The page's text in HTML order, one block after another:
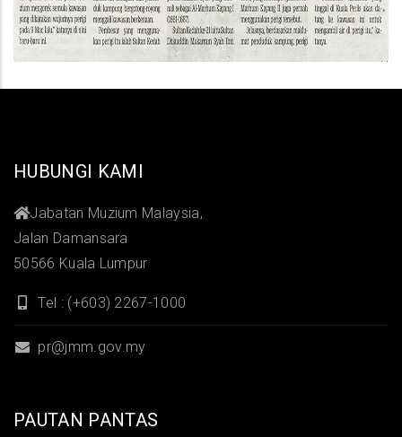
HUBUNGI KAMI
Jabatan Muzium Malaysia,
Jalan Damansara
50566 Kuala Lumpur
Tel : (+603) 2267-1000
pr@jmm.gov.my
PAUTAN PANTAS